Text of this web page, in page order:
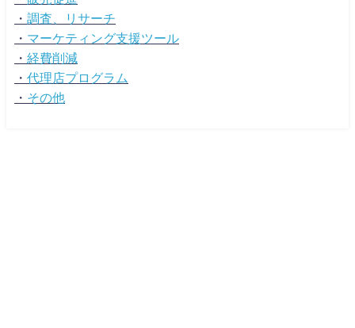
・ 調査、リサーチ
・ マーケティング支援ツール
・ 経費削減
・ 代理店プログラム
・ その他